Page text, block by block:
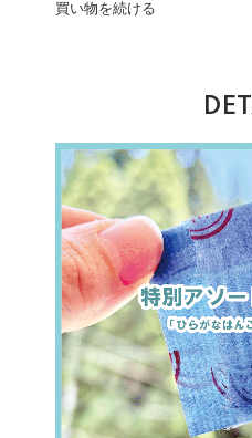
買い物を続ける